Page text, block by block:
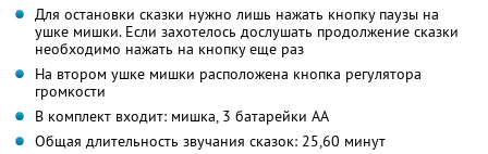
Для остановки сказки нужно лишь нажать кнопку паузы на
ушке мишки. Если захотелось дослушать продолжение сказки
необходимо нажать на кнопку еще раз
На втором ушке мишки расположена кнопка регулятора
громкости
В комплект входит: мишка, 3 батарейки АА
Общая длительность звучания сказок: 25,60 минут